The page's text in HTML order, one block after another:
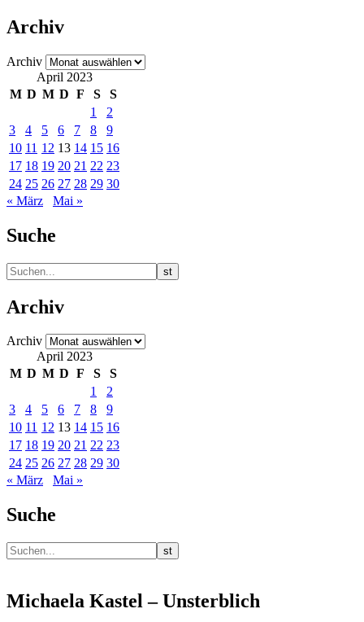
Archiv
Archiv
April 2023
M D M D F S
S
1
2
3
4 5 6 7 8
9
10 11 12 13 14 15 16
17 18 19 20 21 22 23
24 25 26 27 28 29 30
« März
Mai »
Suche
Archiv
Archiv
April 2023
M D M D F S
S
1
2
3
4 5 6 7 8
9
10 11 12 13 14 15 16
17 18 19 20 21 22 23
24 25 26 27 28 29 30
« März
Mai »
Suche
Michaela Kastel – Unsterblich